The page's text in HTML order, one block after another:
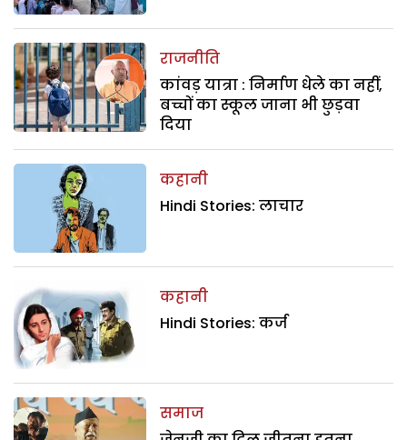
राजनीति
कांवड़ यात्रा : निर्माण धेले का नहीं,
बच्चों का स्कूल जाना भी छुड़वा
दिया
कहानी
Hindi Stories: लाचार
कहानी
Hindi Stories: कर्ज
समाज